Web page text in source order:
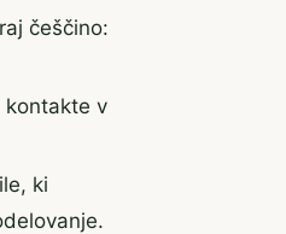
češčino:
kontakte v
ki